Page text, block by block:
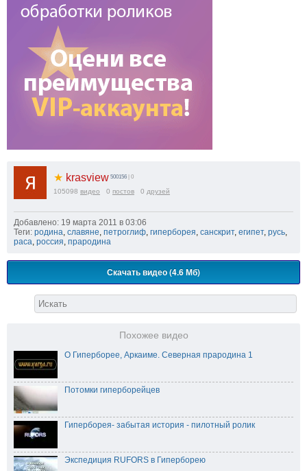
★ krasview 500156 | 0
105098 видео 0 постов 0 друзей
Добавлено: 19 марта 2011 в 03:06
Теги: родина славяне петроглиф гиперборея санскрит, египет, русь
раса россия прародина
Скачать видео (4.6 Мб)
Похожее видео
О Гиперборее, Аркаиме. Северная прародина 1
Потомки гиперборейцев
Гиперборея- забытая история - пилотный ролик
Экспедиция RUFORS в Гиперборею